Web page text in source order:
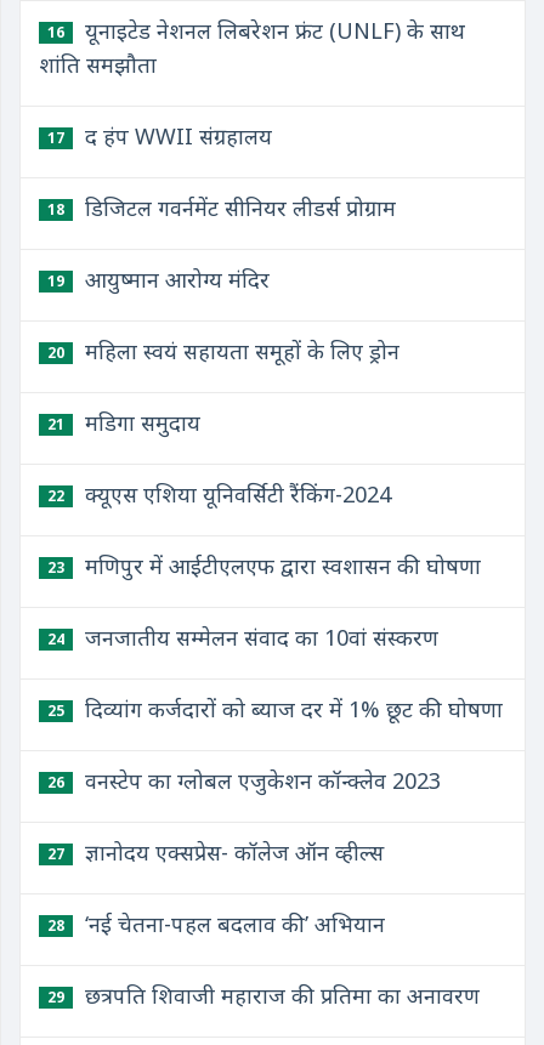
16
यूनाइटेड नेशनल लिबरेशन फ्रंट (UNLF) के साथ
शांति समझौता
17 द हंप WWII संग्रहालय
18 डिजिटल गवर्नमेंट सीनियर लीडर्स प्रोग्राम
19 आयुष्मान आरोग्य मंदिर
20 महिला स्वयं सहायता समूहों के लिए ड्रोन
21 मडिगा समुदाय
22 क्यूएस एशिया यूनिवर्सिटी रैंकिंग-2024
23 मणिपुर में आईटीएलएफ द्वारा स्वशासन की घोषणा
24 जनजातीय सम्मेलन संवाद का 10वां संस्करण
25 दिव्यांग कर्जदारों को ब्याज दर में 1% छूट की घोषणा
26 वनस्टेप का ग्लोबल एजुकेशन कॉन्क्लेव 2023
27 ज्ञानोदय एक्सप्रेस- कॉलेज ऑन व्हील्स
28 ‘नई चेतना-पहल बदलाव की’ अभियान
29 छत्रपति शिवाजी महाराज की प्रतिमा का अनावरण